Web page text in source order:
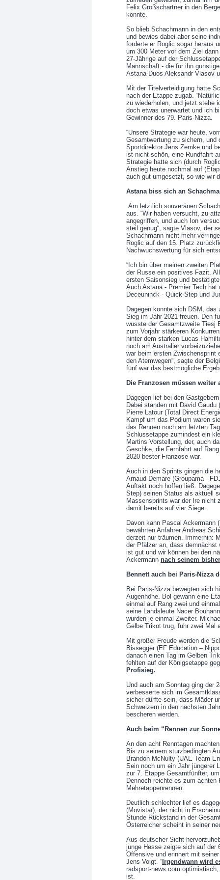
Felix Großschartner in den
konnte.
So blieb Schachmann in den
und bewies dabei aber seine
forderte er Roglic sogar heraus
um 300 Meter vor dem Ziel
27-Jährige auf der
Mannschaft - die für ihn
Astana-Duos Aleksandr Vlasov
Mit der Titelverteidigung hatte
nach der Etappe zugab.
zu wiederholen, und jetzt stehe
doch etwas unerwartet und ich
Gewinner des 79. Paris-Nizza.
“Unsere Strategie war heute,
Gesamtwertung zu sichern, und
Sportdirektor Jens Zemke und
ist nicht schön, eine Rundfahrt
Strategie hatte sich (durch
Anstieg heute nochmal auf
auch gut umgesetzt, so wie wir
Astana biss sich an
Am letztlich souveränen
aus. “Wir haben versucht, zu
angegriffen, und auch Ion
steil genug“, sagte Vlasov, der
Schachmann nicht mehr
Roglic auf den 15. Platz
Nachwuchswertung für sich
“Ich bin über meinen zweiten
der Russe ein positives Fazit.
ersten Saisonsieg und
Auch Astana - Premier Tech
Deceuninck - Quick-Step und
Dagegen konnte sich DSM, das
Sieg im Jahr 2021 freuen. Den
wusste der Gesamtzweite Tiesj
zum Vorjahr stärkeren
hinter dem starken Lucas
noch am Australier
war beim ersten Zwischensprint
den Atemwegen“, sagte der
fünf war das bestmögliche
Die Franzosen müssen weiter
Dagegen lief bei den
Dabei standen mit David
Pierre Latour (Total Direct
Kampf um das Podium waren
das Rennen noch am letzten
Schlussetappe zumindest ein
Martins Vorstellung, der, auch
Geschke, die Fernfahrt auf
2020 bester Franzose war.
Auch in den Sprints gingen die
Arnaud Demare (Groupama -
Auftakt noch hoffen ließ.
Step) seinen Status als aktuell
Massensprints war der Ire nicht
damit bereits auf vier Siege.
Davon kann Pascal Ackermann
bewährten Anfahrer Andreas
derzeit nur träumen. Immerhin:
der Pfälzer an, dass demnächst
ist gut und wir können bei den
Ackermann nach seinem
Bennett auch bei Paris-Nizza
Bei Paris-Nizza bewegten sich
Augenhöhe. Bol gewann eine
einmal auf Rang zwei und
seine Landsleute Nacer
wurden je einmal Zweiter.
Gelbe Trikot trug, fuhr zwei Mal
Mit großer Freude werden die
Bissegger (EF Education –
danach einen Tag im Gelben
fehlten auf der Königsetappe
Profisieg.
Und auch am Sonntag ging der
verbesserte sich im
sicher dürfte sein, dass Mäder
Schweizern in den nächsten
bescheren werden.
Auch beim “Rennen zur
An den acht Renntagen
Bis zu seinem sturzbedingten
Brandon McNulty (UAE Team
Sein noch um ein Jahr jüngerer
zur 7. Etappe Gesamtfünfter,
Dennoch reichte es zum
Mehretappenrennen.
Deutlich schlechter lief es
(Movistar), der nicht in
Stunde Rückstand in der
Österreicher scheint in seiner
Aus deutscher Sicht
junge Hesse zeigte sich auf der
Offensive und erinnert mit
Jens Voigt. “ Irgendwann wird
radsport-news.com
ist.